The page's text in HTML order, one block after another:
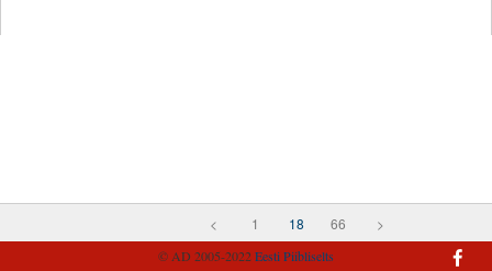
< 1 18 66 >
© AD 2005-2022Eesti Piibliselts